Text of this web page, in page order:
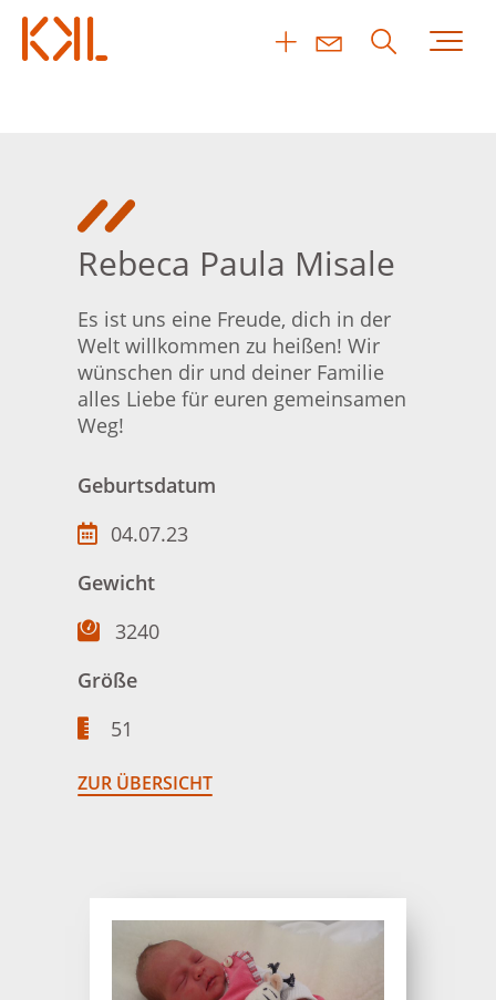
Rebeca Paula Misale
Es ist uns eine Freude, dich in der
Welt willkommen zu heißen! Wir
wünschen dir und deiner Familie
alles Liebe für euren gemeinsamen
Weg!
Geburtsdatum
04.07.23
Gewicht
3240
Größe
51
ZUR ÜBERSICHT